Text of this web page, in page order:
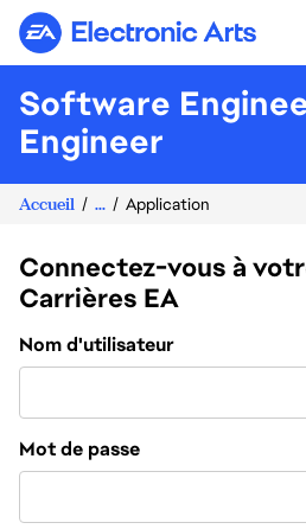
Electronic Arts
Software
Engineer
Accueil ... Application
Connectez-vous à
Carrières EA
Connexion
Nom d'utilisateur
Mot de passe